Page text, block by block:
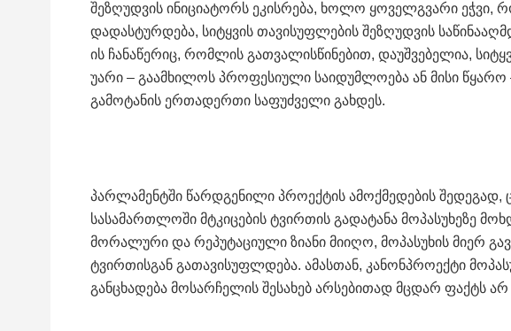
შეზღუდვის ინიციატორს ეკისრება, ხოლო ყოველგვარი ეჭვი,
დადასტურდება, სიტყვის თავისუფლების შეზღუდვის
ის ჩანაწერიც, რომლის გათვალისწინებით, დაუშვებელია,
უარი – გაამხილოს პროფესიული საიდუმლოება ან მისი წყარო
გამოტანის ერთადერთი საფუძველი გახდეს.
პარლამენტში წარდგენილი პროექტის ამოქმედების შედეგად,
სასამართლოში მტკიცების ტვირთის გადატანა მოპასუხეზე
მორალური და რეპუტაციული ზიანი მიიღო, მოპასუხის მიერ
ტვირთისგან გათავისუფლდება. ამასთან, კანონპროექტი
განცხადება მოსარჩელის შესახებ არსებითად მცდარ ფაქტს არ